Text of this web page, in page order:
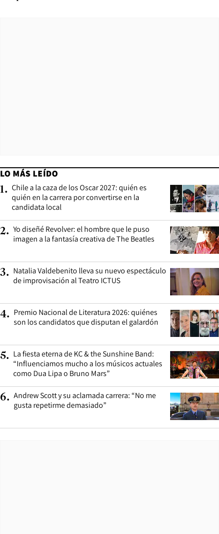
LO MÁS LEÍDO
1. Chile a la caza de los Oscar 2027: quién es
quién en la carrera por convertirse en la
candidata local
2. Yo diseñé Revolver: el hombre que le puso
imagen a la fantasía creativa de The Beatles
3. Natalia Valdebenito lleva su nuevo espectáculo
de improvisación al Teatro ICTUS
4. Premio Nacional de Literatura 2026: quiénes
son los candidatos que disputan el galardón
5. La fiesta eterna de KC & the Sunshine Band:
“Influenciamos mucho a los músicos actuales
como Dua Lipa o Bruno Mars”
6. Andrew Scott y su aclamada carrera: “No me
gusta repetirme demasiado”